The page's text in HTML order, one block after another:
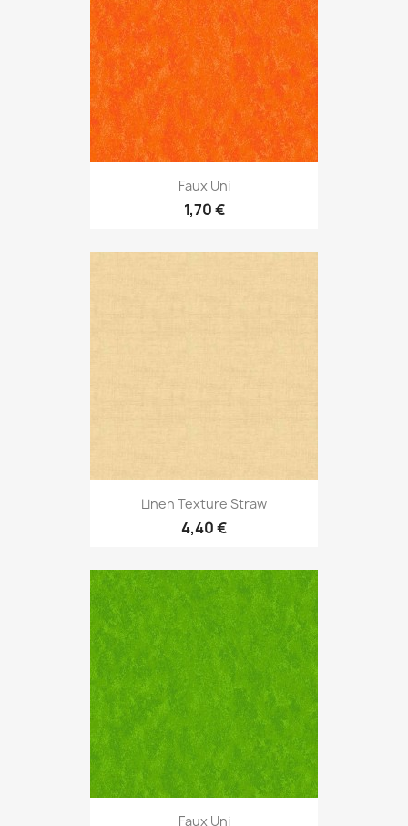
Faux Uni
1,70 €
Linen Texture Straw
4,40 €
Faux Uni